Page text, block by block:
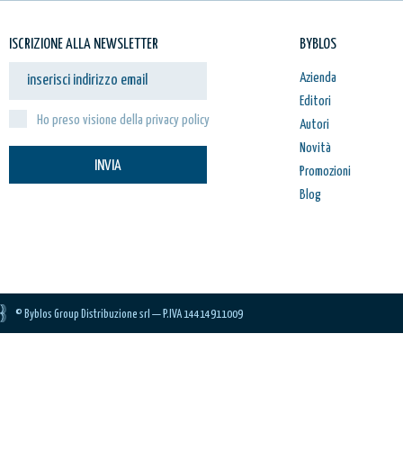
VAI AL CARRELLO
ISCRIZIONE ALLA NEWSLETTER
Ho preso visione della privacy policy
INVIA
BYBLOS
Azienda
Editori
Autori
Novità
Promozioni
Blog
© Byblos Group Distribuzione srl — P.IVA 14414911009